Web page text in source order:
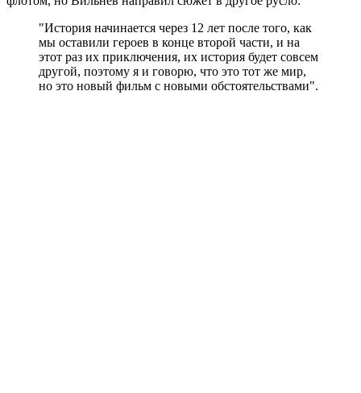
"История начинается через 12 лет после того, как
мы оставили героев в конце второй части, и на
этот раз их приключения, их история будет совсем
другой, поэтому я и говорю, что это тот же мир,
но это новый фильм с новыми обстоятельствами".